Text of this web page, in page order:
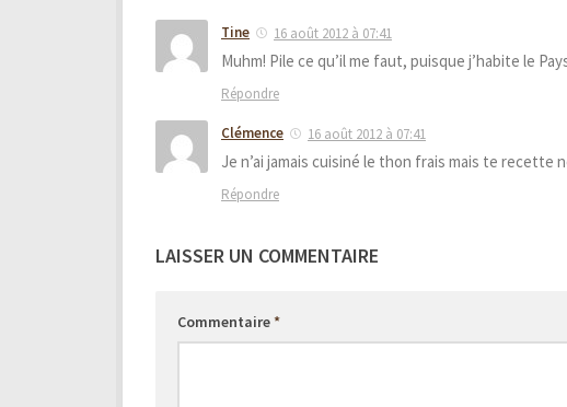
Tine 16 août 2012 à 07:41
Muhm! Pile ce qu’il me faut, puisque j’habite le
Répondre
Clémence 16 août 2012 à 07:41
Je n’ai jamais cuisiné le thon frais mais te recette
Répondre
LAISSER UN COMMENTAIRE
Commentaire*